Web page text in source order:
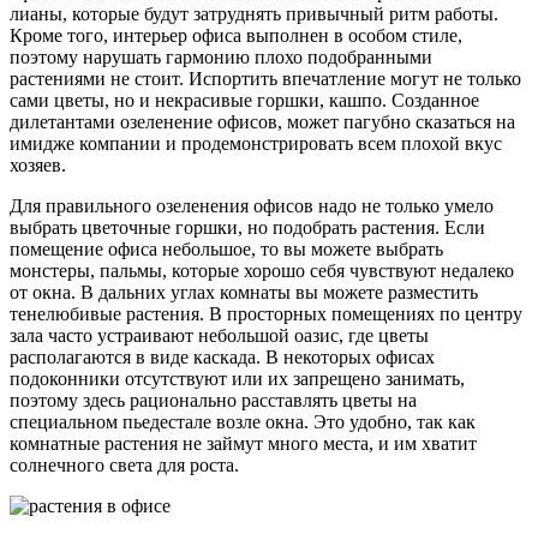
лианы, которые будут затруднять привычный ритм работы.
Кроме того, интерьер офиса выполнен в особом стиле,
поэтому нарушать гармонию плохо подобранными
растениями не стоит. Испортить впечатление могут не только
сами цветы, но и некрасивые горшки, кашпо. Созданное
дилетантами озеленение офисов, может пагубно сказаться на
имидже компании и продемонстрировать всем плохой вкус
хозяев.
Для правильного озеленения офисов надо не только умело
выбрать цветочные горшки, но подобрать растения. Если
помещение офиса небольшое, то вы можете выбрать
монстеры, пальмы, которые хорошо себя чувствуют недалеко
от окна. В дальних углах комнаты вы можете разместить
тенелюбивые растения. В просторных помещениях по центру
зала часто устраивают небольшой оазис, где цветы
располагаются в виде каскада. В некоторых офисах
подоконники отсутствуют или их запрещено занимать,
поэтому здесь рационально расставлять цветы на
специальном пьедестале возле окна. Это удобно, так как
комнатные растения не займут много места, и им хватит
солнечного света для роста.